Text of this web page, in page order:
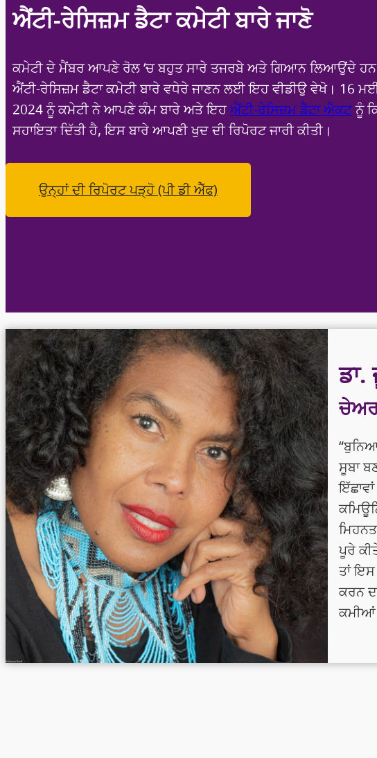
ਐਂਟੀ-ਰੇਸਿਜ਼ਮ ਡੈਟਾ ਕਮੇਟੀ ਬਾਰੇ ਜਾਣੋ
ਕਮੇਟੀ ਦੇ ਮੈਂਬਰ ਆਪਣੇ ਰੋਲ ‘ਚ ਬਹੁਤ ਸਾਰੇ ਤਜਰਬੇ ਅਤੇ ਗਿਆਨ ਲਿਆਉਂਦੇ
ਐਂਟੀ-ਰੇਸਿਜ਼ਮ ਡੈਟਾ ਕਮੇਟੀ ਬਾਰੇ ਵਧੇਰੇ ਜਾਣਨ ਲਈ ਇਹ ਵੀਡੀਉ ਵੇਖੋ। 16
2024 ਨੂੰ ਕਮੇਟੀ ਨੇ ਆਪਣੇ ਕੰਮ ਬਾਰੇ ਅਤੇ ਇਹ ਐਂਟੀ-ਰੇਸਿਜ਼ਮ ਡੈਟਾ ਐਕਟਨੂੰ
ਸਹਾਇਤਾ ਦਿੱਤੀ ਹੈ, ਇਸ ਬਾਰੇ ਆਪਣੀ ਖੁਦ ਦੀ ਰਿਪੋਰਟ ਜਾਰੀ ਕੀਤੀ।
ਉਨ੍ਹਾਂ ਦੀ ਰਿਪੋਰਟ ਪੜ੍ਹੋ (ਪੀ ਡੀ ਐੱਫ)
ਡਾ.
ਸੂਬਾ
ਪੂਰੇ
ਤਾਂ
ਕਰਨ
ਕਮੀਆਂ